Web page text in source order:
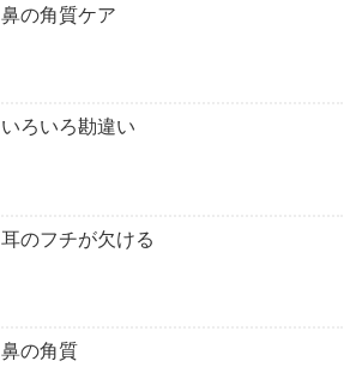
鼻の角質ケア
いろいろ勘違い
耳のフチが欠ける
鼻の角質